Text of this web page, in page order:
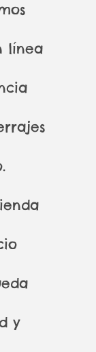
línea
y